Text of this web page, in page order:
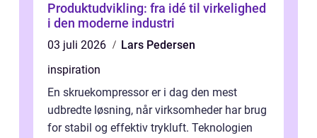
Produktudvikling: fra idé til virkelighed
i den moderne industri
03 juli 2026
Lars Pedersen
inspiration
En skruekompressor er i dag den mest
udbredte løsning, når virksomheder har brug
for stabil og effektiv trykluft. Teknologien